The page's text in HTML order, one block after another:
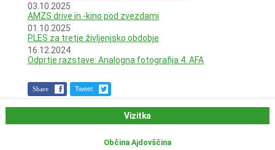
03.10.2025
AMZS drive in -kino pod zvezdami
01.10.2025
PLES za tretje življenjsko obdobje
16.12.2024
Odprtje razstave: Analogna fotografija 4. AFA
Share Tweet
Vizitka
Občina Ajdovščina